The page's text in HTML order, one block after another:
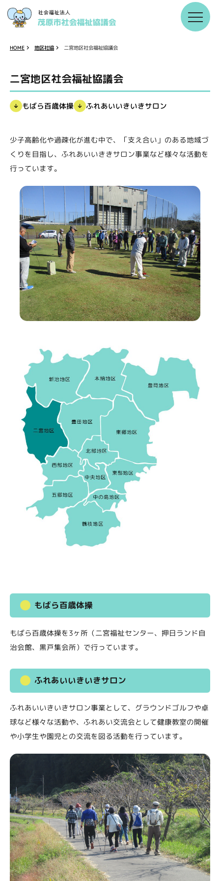
HOME 地区社協 二宮地区社会福祉協議会
二宮地区社会福祉協議会
もばら百歳体操 ふれあいいきいきサロン
少子高齢化や過疎化が進む中で、「支え合い」のある地域づ
くりを目指し、ふれあいいききサロン事業など様々な活動を
行っています。
もばら百歳体操
もばら百歳体操を3ヶ所（二宮福祉センター、押日ランド自
治会館、黒戸集会所）で行っています。
ふれあいいきいきサロン
ふれあいいきいきサロン事業として、グラウンドゴルフや卓
球など様々な活動や、ふれあい交流会として健康教室の開催
や小学生や園児との交流を図る活動を行っています。